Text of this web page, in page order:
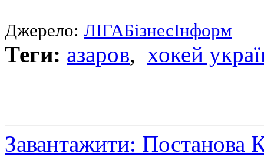
Джерело: ЛIГАБiзнесIнформ
Теги: азаров, хокей
Завантажити: